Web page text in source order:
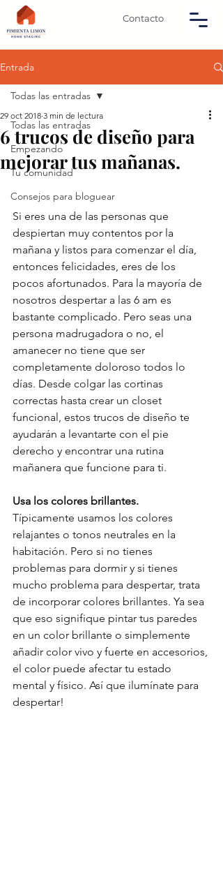
Contacto
Entrada
Todas las entradas
Empezando
Tu comunidad
Consejos para bloguear
Todas las entradas
6 trucos de diseño para
mejorar tus mañanas.
29 oct 2018 3 min de lectura
Si eres una de las personas que
despiertan muy contentos por la
mañana y listos para comenzar el día,
entonces felicidades, eres de los
pocos afortunados. Para la mayoría de
nosotros despertar a las 6 am es
bastante complicado. Pero seas una
persona madrugadora o no, el
amanecer no tiene que ser
completamente doloroso todos lo
días. Desde colgar las cortinas
correctas hasta crear un closet
funcional, estos trucos de diseño te
ayudarán a levantarte con el pie
derecho y encontrar una rutina
mañanera que funcione para ti.
Usa los colores brillantes.
Típicamente usamos los colores
relajantes o tonos neutrales en la
habitación. Pero si no tienes
problemas para dormir y si tienes
mucho problema para despertar, trata
de incorporar colores brillantes. Ya sea
que eso signifique pintar tus paredes
en un color brillante o simplemente
añadir color vivo y fuerte en accesorios,
el color puede afectar tu estado
mental y físico. Así que ilumínate para
despertar!